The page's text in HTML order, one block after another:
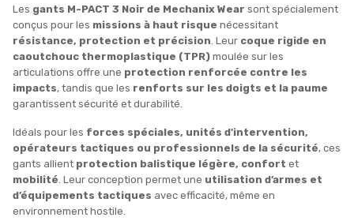
Les gants M-PACT 3 Noir de Mechanix Wear sont spécialement
conçus pour les missions à haut risque nécessitant
résistance, protection et précision. Leur coque rigide en
caoutchouc thermoplastique (TPR) moulée sur les
articulations offre une protection renforcée contre les
impacts, tandis que les renforts sur les doigts et la paume
garantissent sécurité et durabilité.
Idéals pour les forces spéciales, unités d'intervention,
opérateurs tactiques ou professionnels de la sécurité, ces
gants allient protection balistique légère, confort et
mobilité. Leur conception permet une utilisation d’armes et
d’équipements tactiques avec efficacité, même en
environnement hostile.